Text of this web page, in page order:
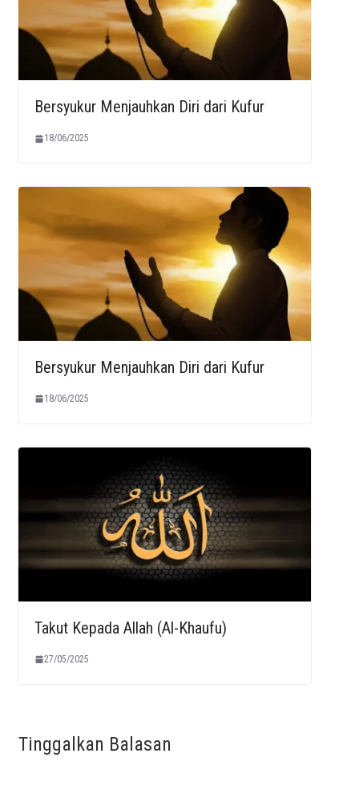
Bersyukur Menjauhkan Diri dari Kufur
18/06/2025
Bersyukur Menjauhkan Diri dari Kufur
18/06/2025
Takut Kepada Allah (Al-Khaufu)
27/05/2025
Tinggalkan Balasan